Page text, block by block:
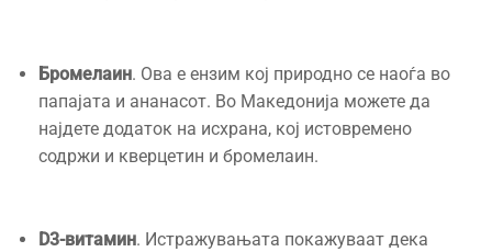
Бромелаин. Ова е ензим кој природно се наоѓа во
папајата и ананасот. Во Македонија можете да
најдете додаток на исхрана, кој истовремено
содржи и кверцетин и бромелаин.
D3-витамин. Истражувањата покажуваат дека